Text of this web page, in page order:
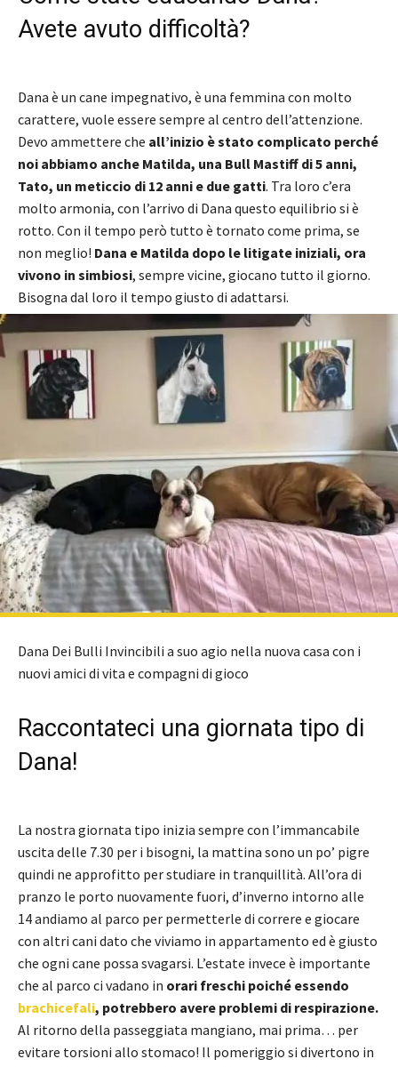
Avete avuto difficoltà?
Dana è un cane impegnativo, è una femmina con molto
carattere, vuole essere sempre al centro dell’attenzione.
Devo ammettere che all’inizio è stato complicato perché
noi abbiamo anche Matilda, una Bull Mastiff di 5 anni,
Tato, un meticcio di 12 anni e due gatti. Tra loro c’era
molto armonia, con l’arrivo di Dana questo equilibrio si è
rotto. Con il tempo però tutto è tornato come prima, se
non meglio! Dana e Matilda dopo le litigate iniziali, ora
vivono in simbiosi, sempre vicine, giocano tutto il giorno.
Bisogna dal loro il tempo giusto di adattarsi.
Dana Dei Bulli Invincibili a suo agio nella nuova casa con i
nuovi amici di vita e compagni di gioco
Raccontateci una giornata tipo di
Dana!
La nostra giornata tipo inizia sempre con l’immancabile
uscita delle 7.30 per i bisogni, la mattina sono un po’ pigre
quindi ne approfitto per studiare in tranquillità. All’ora di
pranzo le porto nuovamente fuori, d’inverno intorno alle
14 andiamo al parco per permetterle di correre e giocare
con altri cani dato che viviamo in appartamento ed è giusto
che ogni cane possa svagarsi. L’estate invece è importante
che al parco ci vadano in orari freschi poiché essendo
brachicefali, potrebbero avere problemi di respirazione.
Al ritorno della passeggiata mangiano, mai prima… per
evitare torsioni allo stomaco! Il pomeriggio si divertono in